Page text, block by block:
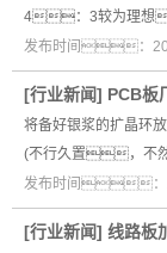
4：3较为理想
发布时间：
[行业新闻] PCB板
将备好银浆的扩晶环
(不行久置，不
发布时间：
[行业新闻] 线路板